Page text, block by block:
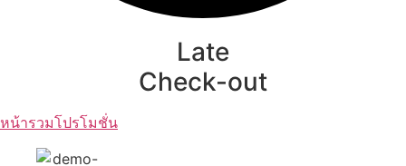
Late
Check-out
หน้ารวมโปรโมชั่น